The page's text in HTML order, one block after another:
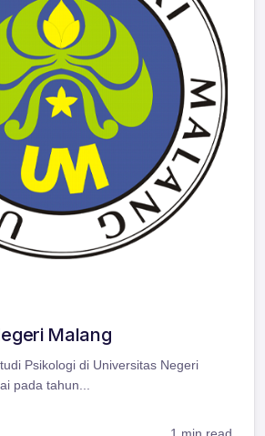
Malang
Psikologi di Universitas Negeri
pada tahun...
1 min read